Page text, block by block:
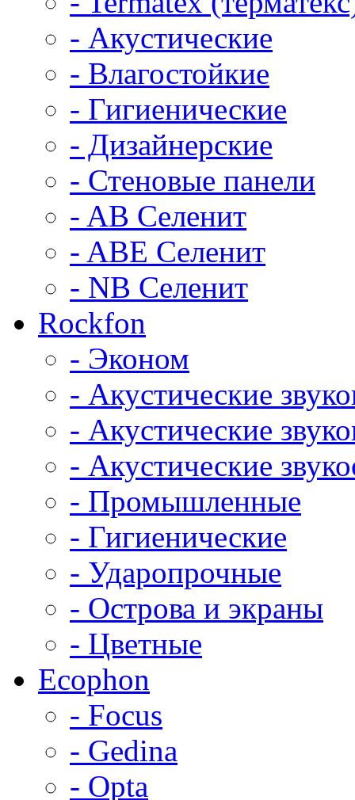
- Акустические
- Влагостойкие
- Гигиенические
- Дизайнерские
- Стеновые панели
- AB Селенит
- ABE Селенит
- NB Селенит
Rockfon
- Эконом
- Акустические
- Акустические
- Акустические
- Промышленные
- Гигиенические
- Ударопрочные
- Острова и экраны
- Цветные
Ecophon
- Focus
- Gedina
- Opta